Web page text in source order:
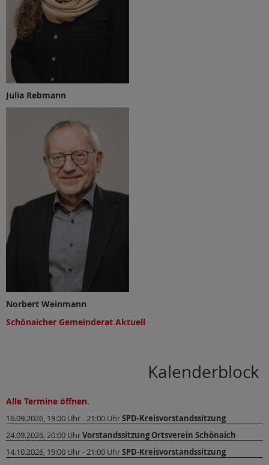
Julia Rebmann
Norbert Weinmann
Schönaicher Gemeinderat Aktuell
Kalenderblock
Alle Termine öffnen.
16.09.2026, 19:00 Uhr - 21:00 UhrSPD-Kreisvorstandssitzung
24.09.2026, 20:00 UhrVorstandssitzung Ortsverein Schönaich
14.10.2026, 19:00 Uhr - 21:00 UhrSPD-Kreisvorstandssitzung